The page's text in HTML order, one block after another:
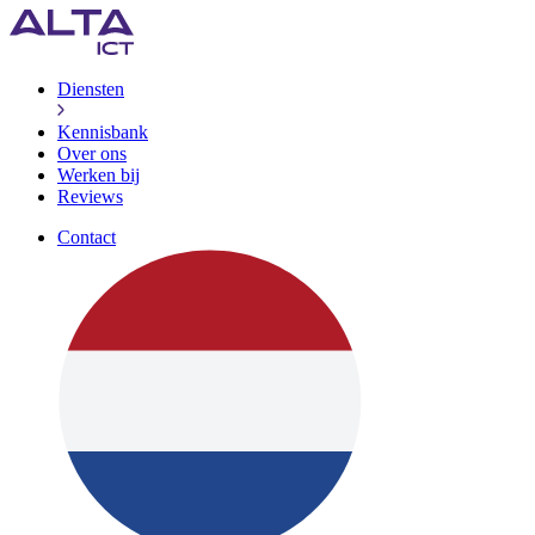
Diensten
Kennisbank
Over ons
Werken bij
Reviews
Contact